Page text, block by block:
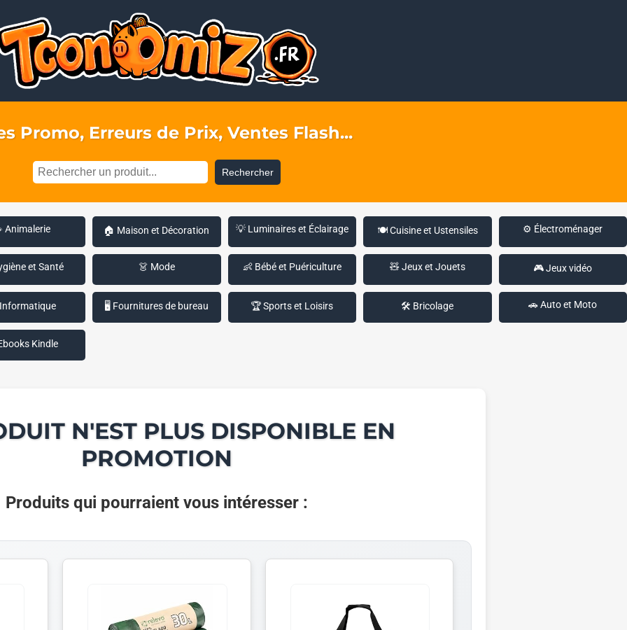
Promo, Erreurs de Prix, Ventes Flash...
Rechercher
Animalerie 🏠 Maison et Décoration 💡 Luminaires et Éclairage 🍽️ Cuisine et Ustensiles ⚙️ Électroménager
et Santé 👗 Mode 👶 Bébé et Puériculture 🧸 Jeux et Jouets 🎮 Jeux vidéo
🖥️ Fournitures de bureau 🏆 Sports et Loisirs 🛠️ Bricolage 🚗 Auto et Moto
Kindle
N'EST PLUS DISPONIBLE EN
PROMOTION
Produits qui pourraient vous intéresser :